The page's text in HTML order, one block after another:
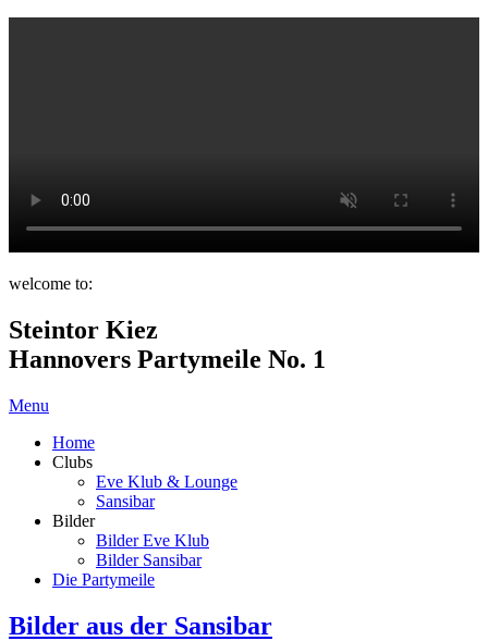
welcome to:
Steintor Kiez
Hannovers Partymeile No. 1
Menu
Home
Clubs
Eve Klub & Lounge
Sansibar
Bilder
Bilder Eve Klub
Bilder Sansibar
Die Partymeile
Bilder aus der Sansibar